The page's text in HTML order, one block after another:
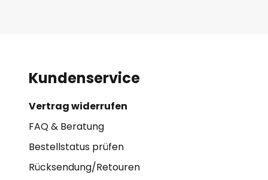
Kundenservice
Vertrag widerrufen
FAQ & Beratung
Bestellstatus prüfen
Rücksendung/Retouren